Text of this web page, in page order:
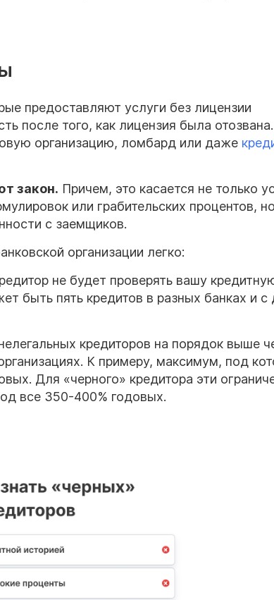
предоставляют услуги без лицензии
после того, как лицензия была отозвана.
организацию, ломбард или даже
закон. Причем, это касается не только
или грабительских процентов,
с заемщиков.
организации легко:
не будет проверять вашу
быть пять кредитов в разных банках и с
кредиторов на порядок выше
К примеру, максимум, под
Для «черного» кредитора эти
все 350-400% годовых.